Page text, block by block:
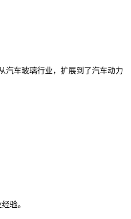
汽车玻璃行业，扩展到了汽车动力
验。